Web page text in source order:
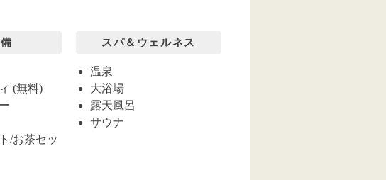
(無料)
/お茶セッ
スパ＆ウェルネス
温泉
大浴場
露天風呂
サウナ